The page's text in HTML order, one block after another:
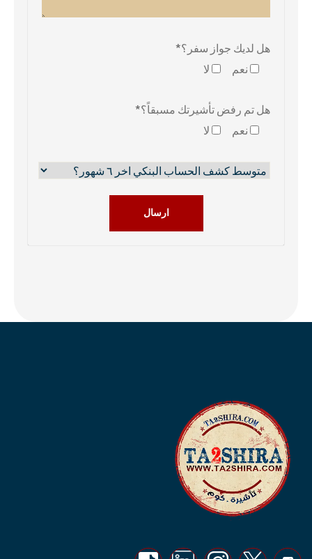
هل لديك جواز سفر؟*
نعم
لا
هل تم رفض تأشيرتك مسبقاً؟*
نعم
لا
ارسال